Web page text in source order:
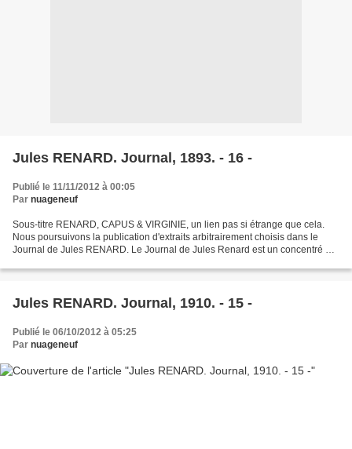
Jules RENARD. Journal, 1893. - 16 -
Publié le 11/11/2012 à 00:05
Par nuageneuf
Sous-titre RENARD, CAPUS & VIRGINIE, un lien pas si étrange que cela.
Nous poursuivons la publication d'extraits arbitrairement choisis dans le
Journal de Jules RENARD. Le Journal de Jules Renard est un concentré de
Jules RENARD. Journal, 1910. - 15 -
Publié le 06/10/2012 à 05:25
Par nuageneuf